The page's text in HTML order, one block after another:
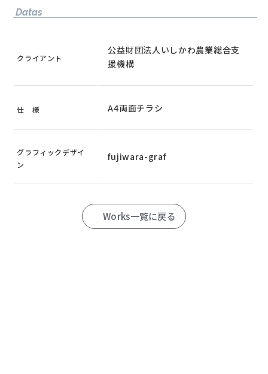
Datas
クライアント
公益財団法人いしかわ農業総合支
援機構
仕 様 A4両面チラシ
グラフィックデザイ
ン
fujiwara-graf
Works一覧に戻る